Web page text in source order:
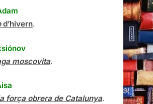
d’hivern.
moscovita.
força obrera de Catalunya.